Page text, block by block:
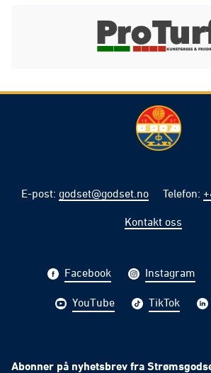
E-post: godset@godset.no Telefon:
Kontakt oss
Facebook Instagram
YouTube TikTok
Abonner på nyhetsbrev fra